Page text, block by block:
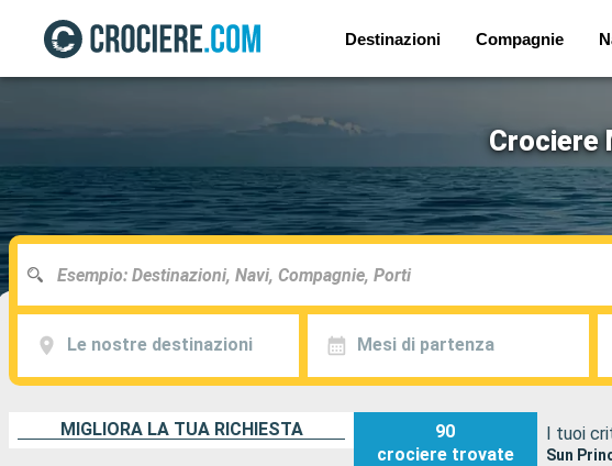
Destinazioni Compagnie
Crociere
Le nostre destinazioni Mesi di partenza
MIGLIORA LA TUA RICHIESTA
90
crociere trovate
I tuoi
Sun